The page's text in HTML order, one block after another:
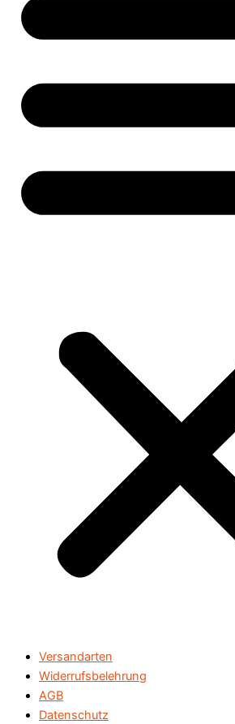
Versandarten
Widerrufsbelehrung
AGB
Datenschutz